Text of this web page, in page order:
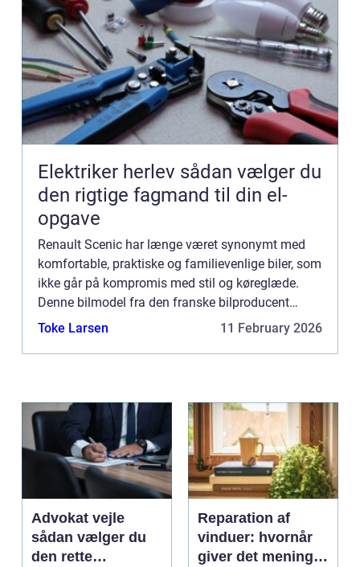
Elektriker herlev sådan vælger du
den rigtige fagmand til din el-
opgave
Renault Scenic har længe været synonymt med
komfortable, praktiske og familievenlige biler, som
ikke går på kompromis med stil og køreglæde.
Denne bilmodel fra den franske bilproducent
Renault har haft flere generationer siden dens
Toke Larsen 11 February 2026
Advokat vejle
sådan vælger du
den rette
Reparation af
vinduer: hvornår
giver det mening,